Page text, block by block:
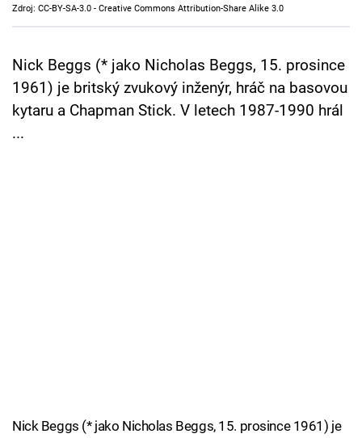
Cool Esport
Pořady
TV Program
Zdroj: CC-BY-SA-3.0 - Creative Commons Attribution-Share Alike 3.0
Nick Beggs (* jako Nicholas Beggs, 15. prosince
1961) je britský zvukový inženýr, hráč na basovou
kytaru a Chapman Stick. V letech 1987-1990 hrál
...
Nick Beggs (* jako Nicholas Beggs, 15. prosince 1961) je